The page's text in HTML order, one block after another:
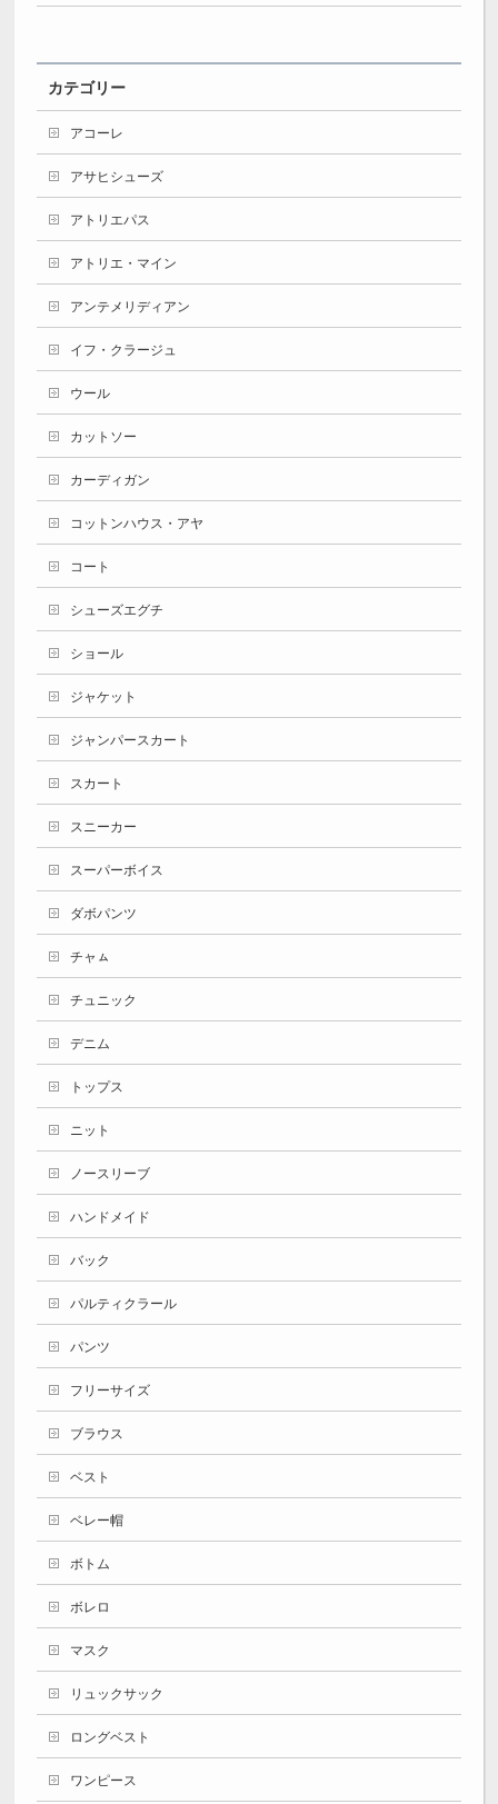
カテゴリー
アコーレ
アサヒシューズ
アトリエパス
アトリエ・マイン
アンテメリディアン
イフ・クラージュ
ウール
カットソー
カーディガン
コットンハウス・アヤ
コート
シューズエグチ
ショール
ジャケット
ジャンパースカート
スカート
スニーカー
スーパーボイス
ダボパンツ
チャㇺ
チュニック
デニム
トップス
ニット
ノースリーブ
ハンドメイド
バック
パルティクラール
パンツ
フリーサイズ
ブラウス
ベスト
ベレー帽
ボトム
ボレロ
マスク
リュックサック
ロングベスト
ワンピース